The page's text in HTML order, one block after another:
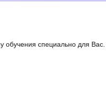
обучения специально для Вас.